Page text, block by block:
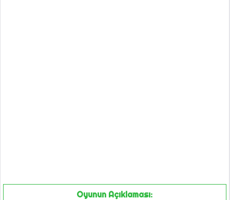
Oyunun Açıklaması: